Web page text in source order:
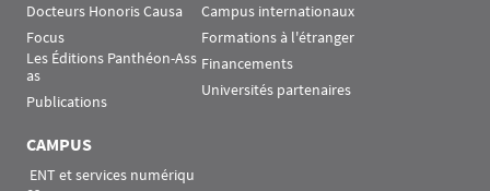
Docteurs Honoris Causa
Focus
Les Éditions Panthéon-Ass
as
Publications
Campus internationaux
Formations à l'étranger
Financements
Universités partenaires
CAMPUS